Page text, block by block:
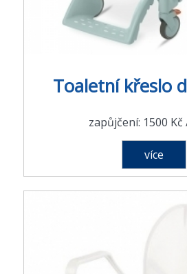
Toaletní křeslo
zapůjčení: 1500 Kč
více